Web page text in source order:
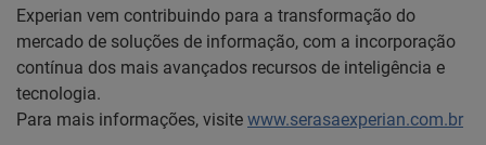
Experian vem contribuindo para a transformação do
mercado de soluções de informação, com a incorporação
contínua dos mais avançados recursos de inteligência e
tecnologia.
Para mais informações, visite www.serasaexperian.com.br